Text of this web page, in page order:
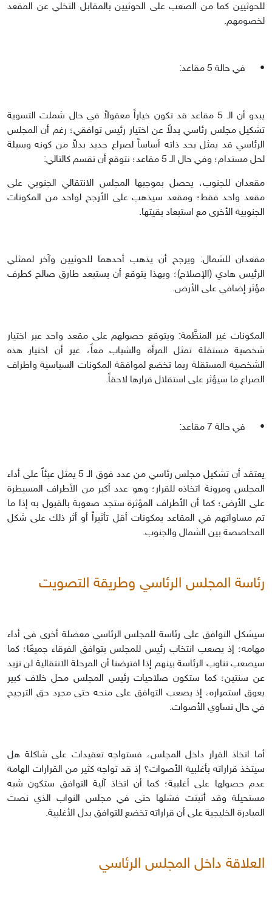
للحوثيين كما من الصعب على الحوثيين بالمقابل التخلي عن المقعد
لخصومهم.
• في حالة 5 مقاعد:
يبدو أن الـ 5 مقاعد قد تكون خياراً معقولاً في حال شملت التسوية
تشكيل مجلس رئاسي بدلاً عن اختيار رئيس توافقي؛ رغم أن المجلس
الرئاسي قد يمثل بحد ذاته أساساً لصراع جديد بدلاً من كونه وسيلة
لحل مستدام؛ وفي حال الـ 5 مقاعد؛ نتوقع أن تقسم كالتالي:
مقعدان للجنوب، يحصل بموجبها المجلس الانتقالي الجنوبي على
مقعد واحد فقط؛ ومقعد سيذهب على الأرجح لواحد من المكونات
الجنوبية الأخرى مع استبعاد بقيتها.
مقعدان للشمال: ويرجح أن يذهب أحدهما للحوثيين وآخر لممثلي
الرئيس هادي (الإصلاح)؛ وبهذا يتوقع أن يستبعد طارق صالح كطرف
مؤثر إضافي على الأرض.
المكونات غير المنظَّمة: ويتوقع حصولهم على مقعد واحد عبر اختيار
شخصية مستقلة تمثل المرأة والشباب معاً، غير أن اختيار هذه
الشخصية المستقلة ربما تخضع لموافقة المكونات السياسية واطراف
الصراع ما سيؤثر على استقلال قرارها لاحقاً.
• في حالة 7 مقاعد:
يعتقد أن تشكيل مجلس رئاسي من عدد فوق الـ 5 يمثل عبئاً على أداء
المجلس ومرونة اتخاذه للقرار؛ وهو عدد أكبر من الأطراف المسيطرة
على الأرض؛ كما أن الأطراف المؤثرة ستجد صعوبة بالقبول به إذا ما
تم مساواتهم في المقاعد بمكونات أقل تأثيراً أو أثر ذلك على شكل
المحاصصة بين الشمال والجنوب.
رئاسة المجلس الرئاسي وطريقة التصويت
سيشكل التوافق على رئاسة للمجلس الرئاسي معضلة أخرى في أداء
مهامه؛ إذ يصعب انتخاب رئيس للمجلس بتوافق الفرقاء جميعًا؛ كما
سيصعب تناوب الرئاسة بينهم إذا افترضنا أن المرحلة الانتقالية لن تزيد
عن سنتين؛ كما ستكون صلاحيات رئيس المجلس محل خلاف كبير
يعوق استمراره، إذ يصعب التوافق على منحه حتى مجرد حق الترجيح
في حال تساوي الأصوات.
أما اتخاذ القرار داخل المجلس، فستواجه تعقيدات على شاكلة هل
سيتخذ قراراته بأغلبية الأصوات؟ إذ قد تواجه كثير من القرارات الهامة
عدم حصولها على أغلبية؛ كما أن اتخاذ آلية التوافق ستكون شبه
مستحيلة وقد أثبتت فشلها حتى في مجلس النواب الذي نصت
المبادرة الخليجية على أن قراراته تخضع للتوافق بدل الأغلبية.
العلاقة داخل المجلس الرئاسي